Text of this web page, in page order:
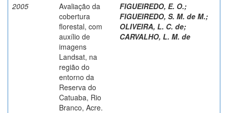
2005
Avaliação da
cobertura
florestal, com
auxílio de
imagens
Landsat, na
região do
entorno da
Reserva do
Catuaba, Rio
Branco, Acre.
FIGUEIREDO, E. O.;
FIGUEIREDO, S. M. de M.;
OLIVEIRA, L. C. de;
CARVALHO, L. M. de